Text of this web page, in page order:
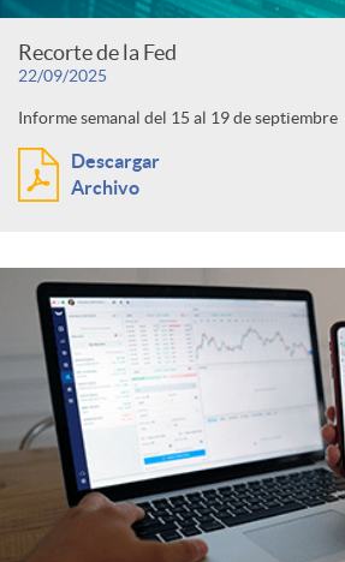
Recorte de la Fed
22/09/2025
Informe semanal del 15 al 19 de septiembre
Descargar
Archivo